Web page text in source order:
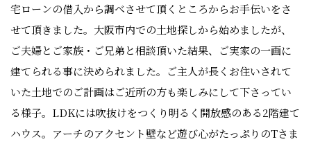
宅ローンの借入から調べさせて頂くところからお手伝いをさ
せて頂きました。大阪市内での土地探しから始めましたが、
ご夫婦とご家族・ご兄弟と相談頂いた結果、ご実家の一画に
建てられる事に決められました。ご主人が長くお住いされて
いた土地でのご計画はご近所の方も楽しみにして下さってい
る様子。LDKには吹抜けをつくり明るく開放感のある2階建て
ハウス。アーチのアクセント壁など遊び心がたっぷりのTさま